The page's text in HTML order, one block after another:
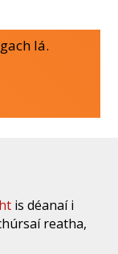
lá.
is déanaí i
reatha,